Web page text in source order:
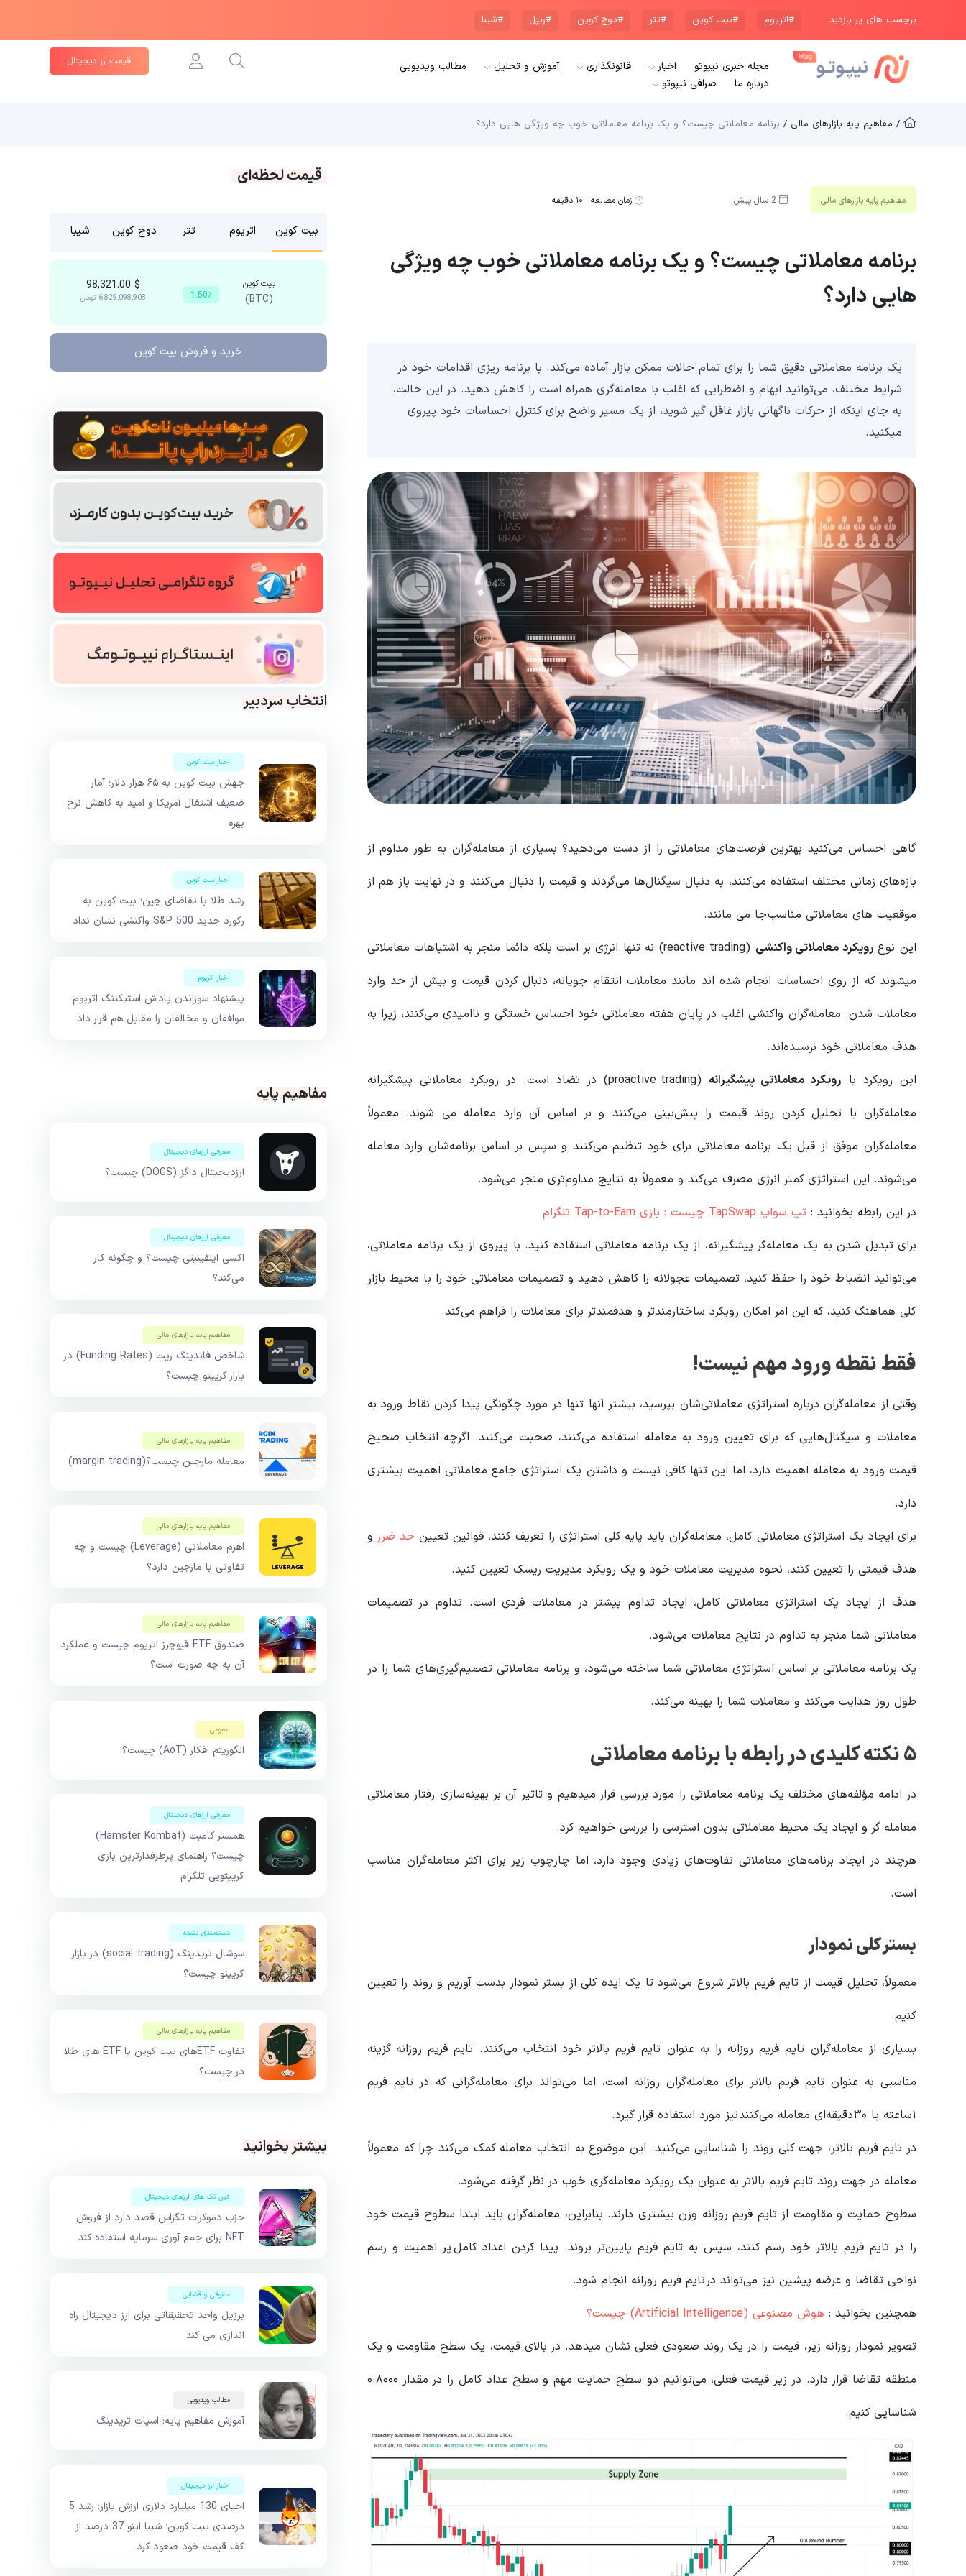
برچسب های پر بازدید : #اتریوم #بیت کوین #تتر #دوج کوین #ریپل #شیبا
مجله خبری نیپوتو اخبار قانونگذاری آموزش و تحلیل
مطالب ویدیویی
درباره ما
صرافی نیپوتو
قیمت ارز دیجیتال
/ مفاهیم پایه بازار‌های مالی / برنامه معاملاتی چیست؟ و یک برنامه معاملاتی خوب چه ویژگی هایی دارد؟
مفاهیم پایه بازار‌های مالی 2 سال پیش زمان مطالعه : ۱۰ دقیقه
برنامه معاملاتی چیست؟ و یک برنامه معاملاتی خوب چه ویژگی
هایی دارد؟
یک برنامه معاملاتی دقیق شما را برای تمام حالات ممکن بازار آماده می‌کند. با برنامه ریزی اقدامات خود در
شرایط مختلف، می‌توانید ابهام و اضطرابی که اغلب با معامله‌گری همراه است را کاهش دهید. در این حالت،
به جای اینکه از حرکات ناگهانی بازار غافل گیر شوید، از یک مسیر واضح برای کنترل احساسات خود پیروی
میکنید.
گاهی احساس می‌کنید بهترین فرصت‌های معاملاتی را از دست می‌دهید؟ بسیاری از معامله‌گران به طور مداوم از
بازه‌های زمانی مختلف استفاده می‌کنند، به دنبال سیگنال‌ها می‌گردند و قیمت را دنبال می‌کنند و در نهایت باز هم از
موقعیت های معاملاتی مناسب جا می مانند.
این نوعرویکرد معاملاتی واکنشی
(reactive trading) نه تنها انرژی بر است بلکه دائما منجر به اشتباهات معاملاتی
میشوند که از روی احساسات انجام شده اند مانند معاملات انتقام جویانه، دنبال کردن قیمت و بیش از حد وارد
معاملات شدن. معامله‌گران واکنشی اغلب در پایان هفته معاملاتی خود احساس خستگی و ناامیدی می‌کنند، زیرا به
هدف معاملاتی خود نرسیده‌اند.
این رویکرد با رویکرد معاملاتی پیشگیرانه
(proactive trading)‌ در تضاد است. در رویکرد معاملاتی پیشگیرانه
معامله‌گران با تحلیل کردن روند قیمت را پیش‌بینی می‌کنند و بر اساس آن وارد معامله می شوند. معمولاً
معامله‌گران موفق از قبل یک برنامه معاملاتی برای خود تنظیم می‌کنند و سپس بر اساس برنامه‌شان وارد معامله
می‌شوند. این استراتژی کمتر انرژی مصرف می‌کند و معمولاً به نتایج مداوم‌تری منجر می‌شود.
در این رابطه بخوانید‌ : تپ سواپ TapSwap چیست : بازی Tap-to-Earn تلگرام
برای تبدیل شدن به یک معامله‌گر پیشگیرانه، از یک برنامه معاملاتی استفاده کنید. با پیروی از یک برنامه معاملاتی،
می‌توانید انضباط خود را حفظ کنید، تصمیمات عجولانه را کاهش دهید و تصمیمات معاملاتی خود را با محیط بازار
کلی هماهنگ کنید، که این امر امکان رویکرد ساختارمندتر و هدفمندتر برای معاملات را فراهم می‌کند.
فقط نقطه ورود مهم نیست!
وقتی از معامله‌گران درباره استراتژی معاملاتی‌شان بپرسید، بیشتر آنها تنها در مورد چگونگی پیدا کردن نقاط ورود به
معاملات و سیگنال‌هایی که برای تعیین ورود به معامله استفاده می‌کنند، صحبت می‌کنند. اگرچه انتخاب صحیح
قیمت ورود به معامله اهمیت دارد، اما این تنها کافی نیست و داشتن یک استراتژی جامع معاملاتی اهمیت بیشتری
دارد.
برای ایجاد یک استراتژی معاملاتی کامل، معامله‌گران باید پایه کلی استراتژی را تعریف کنند، قوانین تعیین حد ضرر و
هدف قیمتی را تعیین کنند، نحوه مدیریت معاملات خود و یک رویکرد مدیریت ریسک تعیین کنید.
هدف از ایجاد یک استراتژی معاملاتی کامل، ایجاد تداوم بیشتر در معاملات فردی است. تداوم در تصمیمات
معاملاتی شما منجر به تداوم در نتایج معاملات می‌شود.
یک برنامه معاملاتی بر اساس استراتژی معاملاتی شما ساخته می‌شود، و برنامه معاملاتی تصمیم‌گیری‌های شما را در
طول روز هدایت می‌کند و معاملات شما را بهینه‌ می‌کند.
۵ نکته کلیدی در رابطه با برنامه معاملاتی
در ادامه مؤلفه‌های مختلف یک برنامه معاملاتی را مورد بررسی قرار میدهیم و تاثیر آن بر بهینه‌سازی رفتار معاملاتی
معامله گر و ایجاد یک محیط معاملاتی بدون استرسی را بررسی خواهیم کرد.
هرچند در ایجاد برنامه‌های معاملاتی تفاوت‌های زیادی وجود دارد، اما چارچوب زیر برای اکثر معامله‌گران مناسب
است.
بستر کلی نمودار
معمولاً، تحلیل قیمت از تایم فریم بالاتر شروع می‌شود تا یک ایده کلی از بستر نمودار بدست آوریم و روند را تعیین
کنیم.
بسیاری از معامله‌گران تایم فریم روزانه را به عنوان تایم فریم بالاتر خود انتخاب می‌کنند. تایم فریم روزانه گزینه
مناسبی به عنوان تایم فریم بالاتر برای معامله‌گران روزانه است، اما می‌تواند برای معامله‌گرانی که در تایم فریم
۱ساعته یا ۳۰دقیقه‌ای معامله می‌کنند نیز مورد استفاده قرار گیرد.
در تایم فریم بالاتر، جهت کلی روند را شناسایی می‌کنید. این موضوع به انتخاب معامله کمک می‌کند چرا که معمولاً
معامله در جهت روند تایم فریم بالاتر به عنوان یک رویکرد معامله‌گری خوب در نظر گرفته می‌شود.
سطوح حمایت و مقاومت از تایم فریم روزانه وزن بیشتری دارند. بنابراین، معامله‌گران باید ابتدا سطوح قیمت خود
را در تایم فریم بالاتر خود رسم کنند، سپس به تایم فریم پایین‌تر بروند. پیدا کردن اعداد کامل پر اهمیت و رسم
نواحی تقاضا و عرضه پیشین نیز می‌تواند در تایم فریم روزانه انجام شود.
همچنین بخوانید : هوش مصنوعی (Artificial Intelligence) چیست؟
تصویر نمودار روزانه زیر، قیمت را در یک روند صعودی فعلی نشان‌ میدهد. در بالای قیمت، یک سطح مقاومت و یک
منطقه تقاضا قرار دارد. در زیر قیمت فعلی، می‌توانیم دو سطح حمایت مهم و سطح عداد کامل را در مقدار ۰.۸۰۰۰
شناسایی کنیم.
قیمت لحظه‌ای
بیت کوین اتریوم تتر دوج کوین شیبا
بیت کوین
(BTC) 1.50٪
$
6,829,098,908 تومان
خرید و فروش بیت کوین
انتخاب سردبیر
اخبار بیت کوین
جهش بیت کوین به ۶۵ هزار دلار؛ آمار
ضعیف اشتغال آمریکا و امید به کاهش نرخ
بهره
اخبار بیت کوین
رشد طلا با تقاضای چین؛ بیت کوین به
رکورد جدید S&P 500 واکنشی نشان نداد
اخبار اتریوم
پیشنهاد سوزاندن پاداش استیکینگ اتریوم
موافقان و مخالفان را مقابل هم قرار داد
مفاهیم پایه
معرفی ارزهای دیجیتال
ارزدیجیتال داگز (DOGS) چیست؟
معرفی ارزهای دیجیتال
اکسی اینفینیتی چیست؟ و چگونه کار
می‌کند؟
مفاهیم پایه بازار‌های مالی
شاخص فاندینگ ریت (Funding Rates) در
بازار کریپتو چیست؟
مفاهیم پایه بازار‌های مالی
معامله مارجین چیست؟(margin trading)
مفاهیم پایه بازار‌های مالی
اهرم معاملاتی (Leverage) چیست و چه
تفاوتی با مارجین دارد؟
مفاهیم پایه بازار‌های مالی
صندوق ETF فیوچرز اتریوم چیست و عملکرد
آن به چه صورت است؟
عمومی
الگوریتم افکار (AoT) چیست؟
معرفی ارزهای دیجیتال
همستر کامبت (Hamster Kombat)
چیست؟ راهنمای پرطرفدارترین بازی
کریپتویی تلگرام
دسته‌بندی نشده
سوشال تریدینگ (social trading) در بازار
کریپتو چیست؟
مفاهیم پایه بازار‌های مالی
تفاوت ETFهای بیت کوین با ETF های طلا
در چیست؟
بیشتر بخوانید
فین تک های ارزهای دیجیتال
حزب دموکرات تگزاس قصد دارد از فروش
NFT برای جمع آوری سرمایه استفاده کند
حقوقی و قضایی
برزیل واحد تحقیقاتی برای ارز دیجیتال راه
اندازی می کند
مطالب ویدیویی
آموزش مفاهیم پایه: اسپات تریدینگ
اخبار ارز دیجیتال
احیای 130 میلیارد دلاری ارزش بازار: رشد 5
درصدی بیت کوین؛ شیبا اینو 37 درصد از
کف قیمت خود صعود کرد